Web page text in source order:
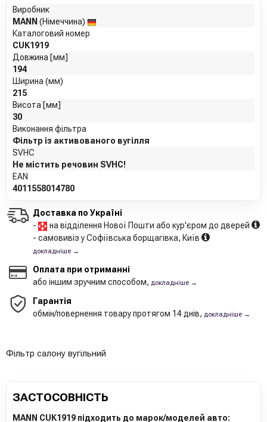
Виробник
MANN (Німеччина)
Каталоговий номер
CUK1919
Довжина [мм]
194
Ширина (мм)
215
Висота [мм]
30
Виконання фільтра
Фільтр із активованого вугілля
SVHC
Не містить речовин SVHC!
EAN
4011558014780
Доставка по Україні
-
на відділення Нової Пошти або кур'єром до дверей
- самовивіз у Софіївська борщагівка, Київ
докладніше →
Оплата при отриманні
або іншим зручним способом, докладніше →
Гарантія
обмін/повернення товару протягом 14 днів, докладніше →
Фільтр салону вугільний
ЗАСТОСОВНІСТЬ
MANN CUK1919 підходить до марок/моделей авто: